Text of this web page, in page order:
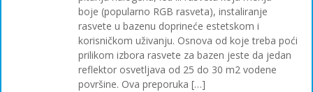
boje (popularno RGB rasveta), instaliranje
rasvete u bazenu doprineće estetskom i
korisničkom uživanju. Osnova od koje treba poći
prilikom izbora rasvete za bazen jeste da jedan
reflektor osvetljava od 25 do 30 m2 vodene
površine. Ova preporuka […]